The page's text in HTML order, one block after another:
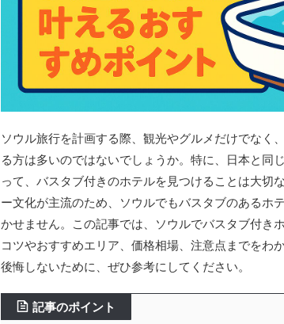
ソウル旅行を計画する際、観光やグルメだけでなく
る方は多いのではないでしょうか。特に、日本と同
って、バスタブ付きのホテルを見つけることは大切
ー文化が主流のため、ソウルでもバスタブのあるホ
かせません。この記事では、ソウルでバスタブ付き
コツやおすすめエリア、価格相場、注意点までをわ
後悔しないために、ぜひ参考にしてください。
記事のポイント